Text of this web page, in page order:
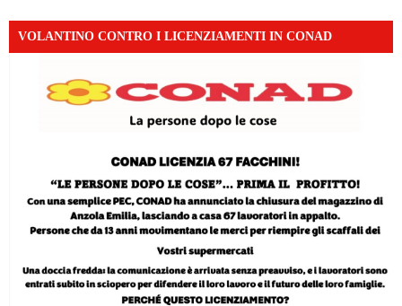
VOLANTINO CONTRO I LICENZIAMENTI IN CONAD